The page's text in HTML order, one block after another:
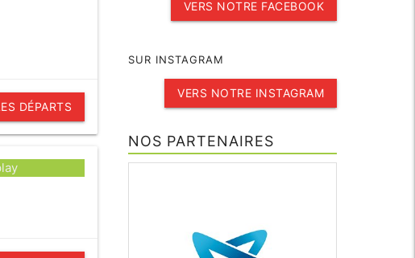
DÉPARTS
VERS NOTRE FACEBOOK
SUR INSTAGRAM
VERS NOTRE INSTAGRAM
NOS PARTENAIRES